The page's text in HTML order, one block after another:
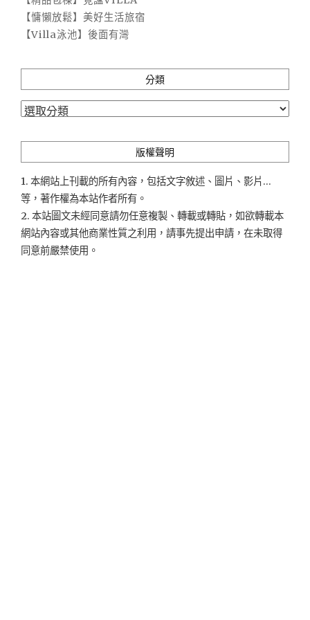
【慵懶放鬆】美好生活旅宿
【Villa泳池】後面有灣
分類
分
版權聲明
1. 本網站上刊載的所有內容，包括文字敘述、圖片、影片...
等，著作權為本站作者所有。
2. 本站圖文未經同意請勿任意複製、轉載或轉貼，如欲轉載本
網站內容或其他商業性質之利用，請事先提出申請，在未取得
同意前嚴禁使用。